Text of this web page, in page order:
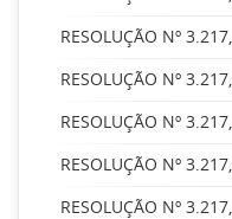
RESOLUÇÃO Nº
RESOLUÇÃO Nº
RESOLUÇÃO Nº
RESOLUÇÃO Nº
RESOLUÇÃO Nº